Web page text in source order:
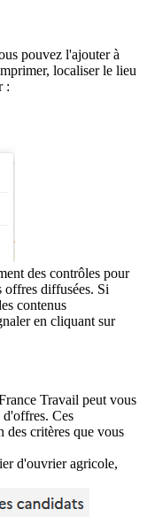
pouvez l'ajouter à
localiser le lieu
:
des contrôles pour
diffusées. Si
contenus
en cliquant sur
Travail peut vous
d'offres. Ces
des critères que vous
d'ouvrier agricole,